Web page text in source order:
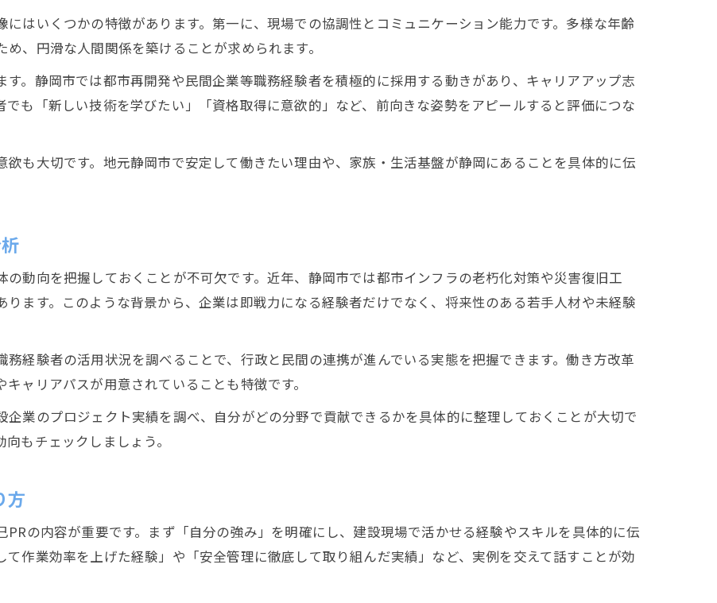
建設企業選びで重視すべき静岡県の特徴
静岡県内建設企業の評価ポイントを比較
優良建設企業を見極める具体的な基準
静岡県の建設企業情報を効率良く集める方法
面接時に印象が上がる建設業界のマナー術
建設業界の面接にふさわしい立ち居振る舞い
面接官の印象に残る建設業界の受け答え術
静岡市の建設就職市場の最新動向を把握
建設業界で注目される静岡市の求人傾向
静岡市で人気の建設職種やキャリアパス
建設面接に役立つ静岡市の採用情報活用法
はいくつかの特徴があります。第一に、現場での協調性とコミュニケーション能力です。多様な年齢
、円滑な人間関係を築けることが求められます。
。静岡市では都市再開発や民間企業等職務経験者を積極的に採用する動きがあり、キャリアアップ志
も「新しい技術を学びたい」「資格取得に意欲的」など、前向きな姿勢をアピールすると評価につな
も大切です。地元静岡市で安定して働きたい理由や、家族・生活基盤が静岡にあることを具体的に伝
動向を把握しておくことが不可欠です。近年、静岡市では都市インフラの老朽化対策や災害復旧工
ます。このような背景から、企業は即戦力になる経験者だけでなく、将来性のある若手人材や未経験
経験者の活用状況を調べることで、行政と民間の連携が進んでいる実態を把握できます。働き方改革
ャリアパスが用意されていることも特徴です。
業のプロジェクト実績を調べ、自分がどの分野で貢献できるかを具体的に整理しておくことが大切で
もチェックしましょう。
方
の内容が重要です。まず「自分の強み」を明確にし、建設現場で活かせる経験やスキルを具体的に伝
作業効率を上げた経験」や「安全管理に徹底して取り組んだ実績」など、実例を交えて話すことが効